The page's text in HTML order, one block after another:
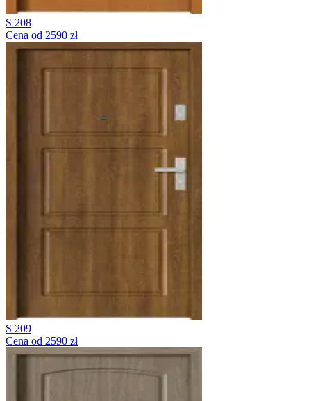
S 208
Cena od 2590 zł
S 209
Cena od 2590 zł